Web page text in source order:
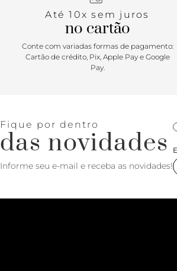
Até 10x sem juros
no cartão
Conte com variadas formas de pagamento:
Cartão de crédito, Pix, Apple Pay e Google
Pay.
Fique por dentro
das novidades
Informe seu e-mail e receba as novidades!